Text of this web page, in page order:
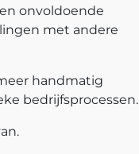
onvoldoende
met andere
handmatig
bedrijfsprocessen.